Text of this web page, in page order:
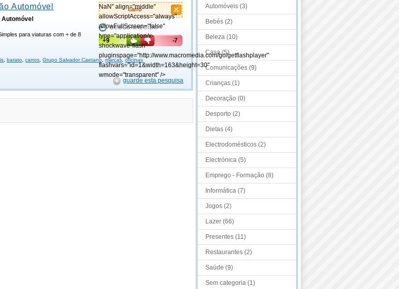
carro
NaN" align="middle"
allowScriptAccess="always"
allowFullScreen="false"
type="application/x-
shockwave-flash"
pluginspage="http://www.macromedia.com/go/getflashplayer"
flashvars="id=1&width=163&height=30"
wmode="transparent" />
DESCONHECIDO
+9 -7
Automóvel
Automóvel
para viaturas com + de 8
,barato ,carros ,Grupo Salvador Caetano ,marcas ,oficinas
guarde esta pesquisa
Automóveis (3)
Bebés (2)
Beleza (10)
Casa (5)
Comunicações (9)
Crianças (1)
Decoração (0)
Desporto (2)
Dietas (4)
Electrodomésticos (2)
Electrónica (5)
Emprego - Formação (8)
Informática (7)
Jogos (2)
Lazer (66)
Presentes (11)
Restaurantes (2)
Saúde (9)
Sem categoria (1)